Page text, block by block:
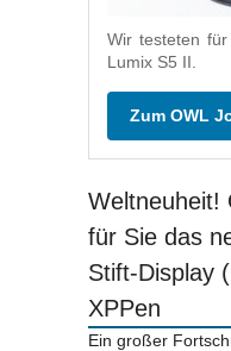
Wir testeten für
Lumix S5 II.
Zum OWL
Weltneuheit!
für Sie das
Stift-Display
XPPen
Ein großer